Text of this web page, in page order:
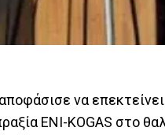
να
ENI-KOGAS στο